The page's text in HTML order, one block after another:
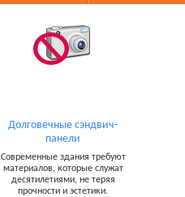
Долговечные сэндвич-
панели
Современные здания требуют
материалов, которые служат
десятилетиями, не теряя
прочности и эстетики.